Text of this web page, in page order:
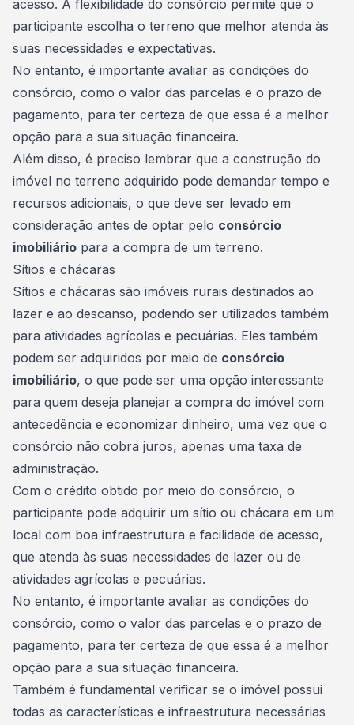
acesso. A flexibilidade do consórcio permite que o
participante escolha o terreno que melhor atenda às
suas necessidades e expectativas.
No entanto, é importante avaliar as condições do
consórcio, como o valor das parcelas e o prazo de
pagamento, para ter certeza de que essa é a melhor
opção para a sua situação financeira.
Além disso, é preciso lembrar que a construção do
imóvel no terreno adquirido pode demandar tempo e
recursos adicionais, o que deve ser levado em
consideração antes de optar pelo consórcio
imobiliário para a compra de um terreno.
Sítios e chácaras
Sítios e chácaras são imóveis rurais destinados ao
lazer e ao descanso, podendo ser utilizados também
para atividades agrícolas e pecuárias. Eles também
podem ser adquiridos por meio de consórcio
imobiliário, o que pode ser uma opção interessante
para quem deseja planejar a compra do imóvel com
antecedência e economizar dinheiro, uma vez que o
consórcio não cobra juros, apenas uma taxa de
administração.
Com o crédito obtido por meio do consórcio, o
participante pode adquirir um sítio ou chácara em um
local com boa infraestrutura e facilidade de acesso,
que atenda às suas necessidades de lazer ou de
atividades agrícolas e pecuárias.
No entanto, é importante avaliar as condições do
consórcio, como o valor das parcelas e o prazo de
pagamento, para ter certeza de que essa é a melhor
opção para a sua situação financeira.
Também é fundamental verificar se o imóvel possui
todas as características e infraestrutura necessárias